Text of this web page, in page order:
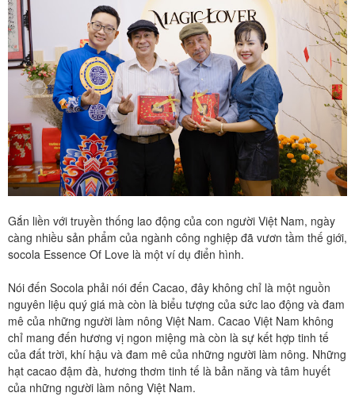
Gắn liền với truyền thống lao động của con người Việt Nam, ngày
càng nhiều sản phẩm của ngành công nghiệp đã vươn tầm thế giới,
socola Essence Of Love là một ví dụ điển hình.
Nói đến Socola phải nói đến Cacao, đây không chỉ là một nguồn
nguyên liệu quý giá mà còn là biểu tượng của sức lao động và đam
mê của những người làm nông Việt Nam. Cacao Việt Nam không
chỉ mang đến hương vị ngon miệng mà còn là sự kết hợp tinh tế
của đất trời, khí hậu và đam mê của những người làm nông. Những
hạt cacao đậm đà, hương thơm tinh tế là bản năng và tâm huyết
của những người làm nông Việt Nam.